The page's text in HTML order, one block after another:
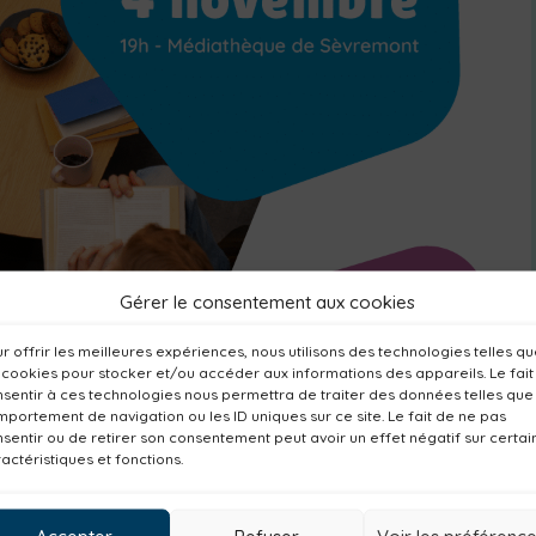
Gérer le consentement aux cookies
offrir les meilleures expériences, nous utilisons des technologies telles
cookies pour stocker et/ou accéder aux informations des appareils. Le fait
à ces technologies nous permettra de traiter des données telles que
de navigation ou les ID uniques sur ce site. Le fait de ne pas
ou de retirer son consentement peut avoir un effet négatif sur
et fonctions.
partager ? Envie de découvrir de nouveaux
convivial !